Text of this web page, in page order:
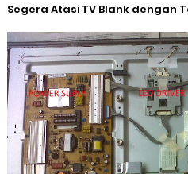
Segera Atasi TV Blank dengan